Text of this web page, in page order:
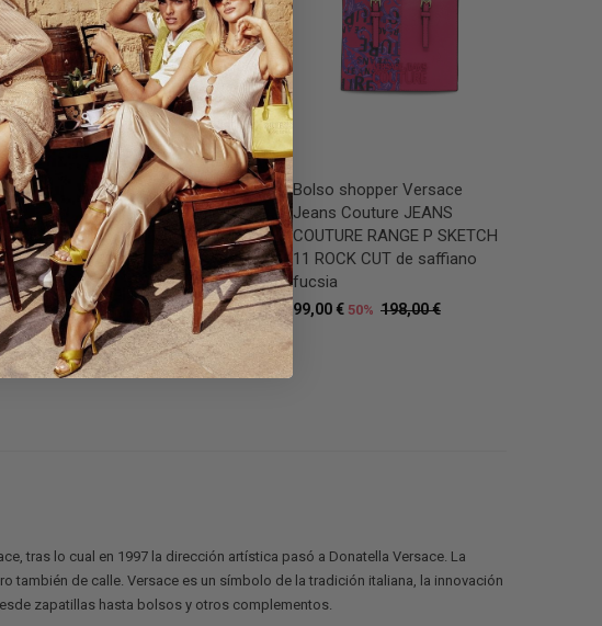
Botin tobillero Versace Jeans
Couture JEANS COUTURE
SCARLETT de piel negro
249,00 €
124,50 €
Bolso shopper Versace
Jeans Couture JEANS
COUTURE RANGE P SKETCH
11 ROCK CUT de saffiano
fucsia
198,00 €
99,00 € 50%
tras lo cual en 1997 la dirección artística pasó a Donatella Versace. La
también de calle. Versace es un símbolo de la tradición italiana, la innovación
zapatillas hasta bolsos y otros complementos.